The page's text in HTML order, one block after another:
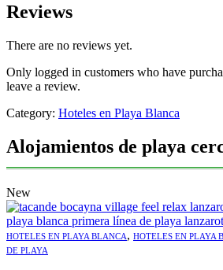
Reviews
There are no reviews yet.
Only logged in customers who have
leave a review.
Category: Hoteles en Playa Blanca
Alojamientos de playa
New
HOTELES EN PLAYA BLANCA, HOTELES EN PLAYA
DE PLAYA